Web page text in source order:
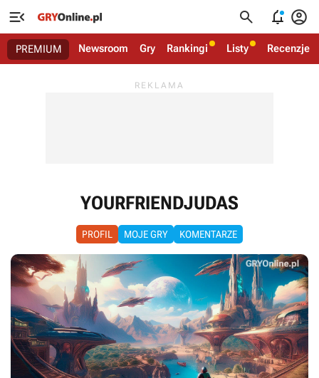
   
PREMIUM Newsroom Gry Rankingi Listy Recenzje
YOURFRIENDJUDAS
PROFIL MOJE GRY KOMENTARZE